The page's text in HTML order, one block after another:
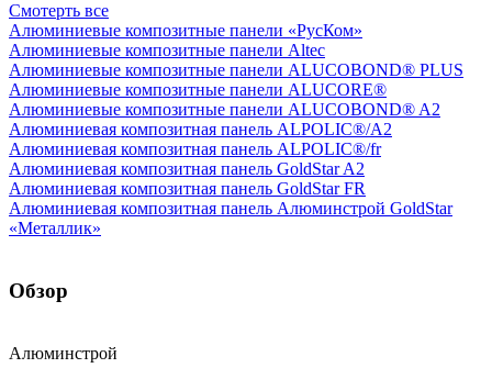
Смотерть все
Алюминиевые композитные панели «РусКом»
Алюминиевые композитные панели Altec
Алюминиевые композитные панели ALUCOBOND® PLUS
Алюминиевые композитные панели ALUCORE®
Алюминиевые композитные панели ALUCOBOND® A2
Алюминиевая композитная панель ALPOLIC®/A2
Алюминиевая композитная панель ALPOLIC®/fr
Алюминиевая композитная панель GoldStar A2
Алюминиевая композитная панель GoldStar FR
Алюминиевая композитная панель Алюминстрой GoldStar
«Металлик»
Обзор
Алюминстрой